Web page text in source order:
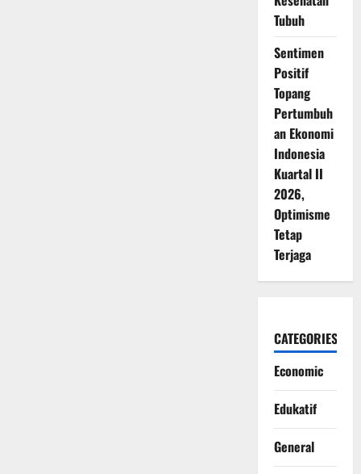
Tubuh
Sentimen
Positif
Topang
Pertumbuh
an Ekonomi
Indonesia
Kuartal II
2026,
Optimisme
Tetap
Terjaga
CATEGORIES
Economic
Edukatif
General